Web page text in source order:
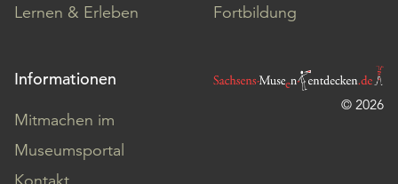
Lernen & Erleben
Fortbildung
Informationen
Mitmachen im
Museumsportal
Kontakt
© 2026